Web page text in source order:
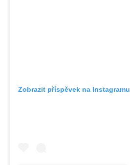
Zobrazit příspěvek na Instagramu